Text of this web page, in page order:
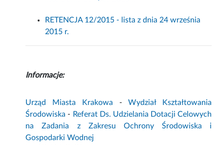
RETENCJA 12/2015 - lista z dnia 24 września
2015 r.
Informacje:
Urząd Miasta Krakowa -Wydział Kształtowania
Środowiska - Referat Ds. Udzielania Dotacji Celowych
na Zadania z Zakresu Ochrony Środowiska i
Gospodarki Wodnej